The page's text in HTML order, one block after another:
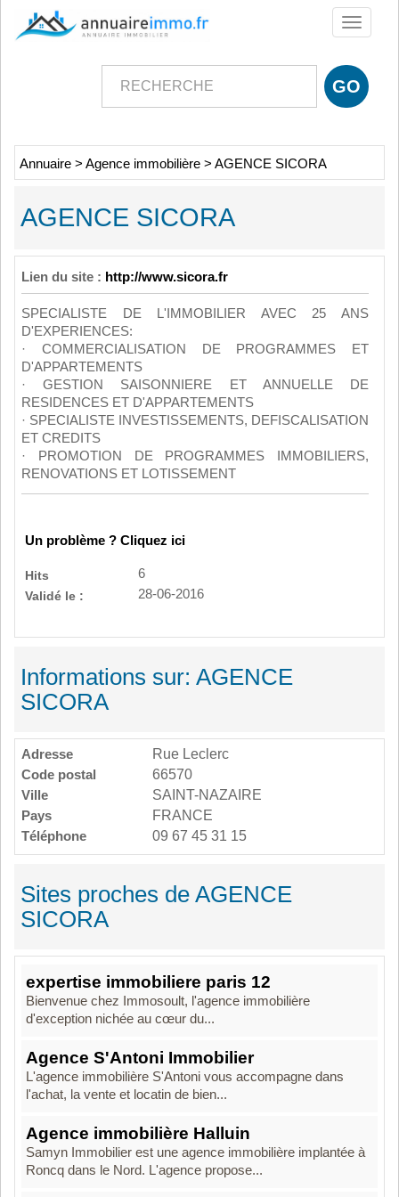
Toggle
Annuaire > Agence immobilière > AGENCE SICORA
AGENCE SICORA
Lien du site : http://www.sicora.fr
SPECIALISTE DE L'IMMOBILIER AVEC 25 ANS
D'EXPERIENCES:
· COMMERCIALISATION DE PROGRAMMES ET
D'APPARTEMENTS
· GESTION SAISONNIERE ET ANNUELLE DE
RESIDENCES ET D'APPARTEMENTS
· SPECIALISTE INVESTISSEMENTS, DEFISCALISATION
ET CREDITS
· PROMOTION DE PROGRAMMES IMMOBILIERS,
RENOVATIONS ET LOTISSEMENT
Un problème ? Cliquez ici
Hits
6
Validé le :
28-06-2016
Informations sur: AGENCE
SICORA
Adresse
Rue Leclerc
Code postal
66570
Ville
SAINT-NAZAIRE
Pays
FRANCE
Téléphone
09 67 45 31 15
Sites proches de AGENCE
SICORA
expertise immobiliere paris 12
Bienvenue chez Immosoult, l'agence immobilière
d'exception nichée au cœur du...
Agence S'Antoni Immobilier
L'agence immobilière S'Antoni vous accompagne dans
l'achat, la vente et locatin de bien...
Agence immobilière Halluin
Samyn Immobilier est une agence immobilière implantée à
Roncq dans le Nord. L'agence propose...